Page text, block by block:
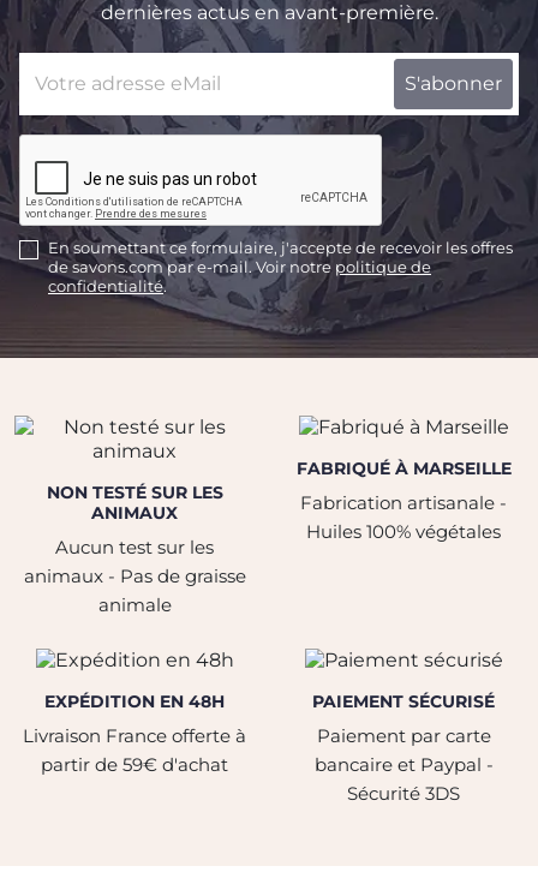
dernières actus en avant-première.
En soumettant ce formulaire, j'accepte de recevoir les offres
de savons.com par e-mail. Voir notre politique de
confidentialité.
NON TESTÉ SUR LES
ANIMAUX
Aucun test sur les
animaux - Pas de graisse
animale
FABRIQUÉ À MARSEILLE
Fabrication artisanale -
Huiles 100% végétales
EXPÉDITION EN 48H
Livraison France offerte à
partir de 59€ d'achat
PAIEMENT SÉCURISÉ
Paiement par carte
bancaire et Paypal -
Sécurité 3DS